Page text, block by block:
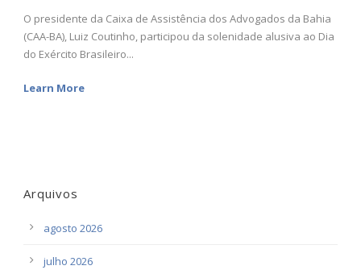
O presidente da Caixa de Assistência dos Advogados da Bahia
(CAA-BA), Luiz Coutinho, participou da solenidade alusiva ao Dia
do Exército Brasileiro...
Learn More
Arquivos
agosto 2026
julho 2026